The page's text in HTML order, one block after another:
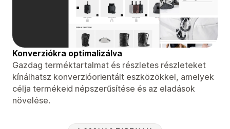
Konverziókra optimalizálva
Gazdag terméktartalmat és részletes részleteket
kínálhatsz konverzióorientált eszközökkel, amelyek
célja termékeid népszerűsítése és az eladások
növelése.